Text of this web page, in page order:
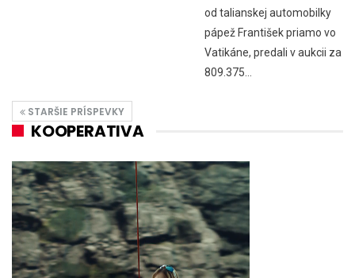
od talianskej automobilky
pápež František priamo vo
Vatikáne, predali v aukcii za
809.375…
STARŠIE PRÍSPEVKY
KOOPERATIVA